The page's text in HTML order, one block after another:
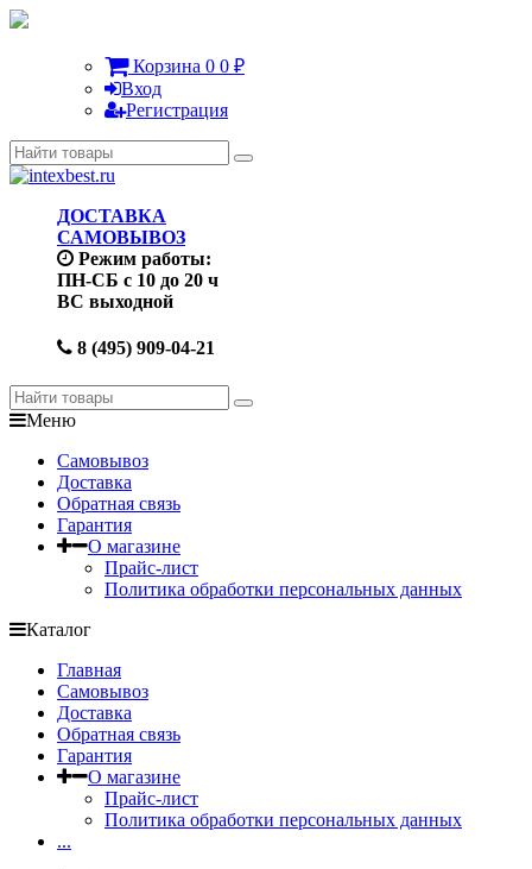
Корзина 0 0 ₽
Вход
Регистрация
ДОСТАВКА
САМОВЫВОЗ
Режим работы:
ПН-СБ с 10 до 20 ч
ВС выходной
8 (495) 909-04-21
Меню
Самовывоз
Доставка
Обратная связь
Гарантия
О магазине
Прайс-лист
Политика обработки персональных данных
Каталог
Главная
Самовывоз
Доставка
Обратная связь
Гарантия
О магазине
Прайс-лист
Политика обработки персональных данных
...